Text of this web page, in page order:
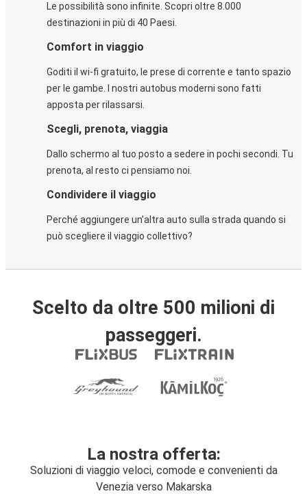
Le possibilità sono infinite. Scopri oltre 8.000
destinazioni in più di 40 Paesi.
Comfort in viaggio
Goditi il wi-fi gratuito, le prese di corrente e tanto spazio
per le gambe. I nostri autobus moderni sono fatti
apposta per rilassarsi.
Scegli, prenota, viaggia
Dallo schermo al tuo posto a sedere in pochi secondi. Tu
prenota, al resto ci pensiamo noi.
Condividere il viaggio
Perché aggiungere un'altra auto sulla strada quando si
può scegliere il viaggio collettivo?
Scelto da oltre 500 milioni di
passeggeri.
La nostra offerta:
Soluzioni di viaggio veloci, comode e convenienti da
Venezia verso Makarska